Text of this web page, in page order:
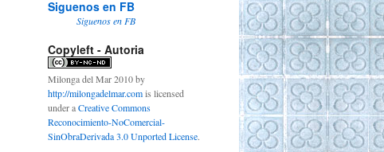
Siguenos en FB
Siguenos en FB
Copyleft - Autoria
Milonga del Mar 2010by
http://milongadelmar.comis licensed
under aCreative Commons
Reconocimiento-NoComercial-
SinObraDerivada 3.0 Unported License.